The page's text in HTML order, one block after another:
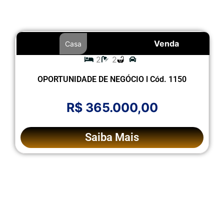
Venda
Casa
2 2
OPORTUNIDADE DE NEGÓCIO l Cód. 1150
R$ 365.000,00
Saiba Mais